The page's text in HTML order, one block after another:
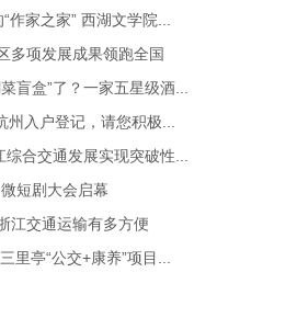
作家之家” 西湖文学院...
多项发展成果领跑全国
盲盒”了？一家五星级酒...
州入户登记，请您积极...
综合交通发展实现突破性...
短剧大会启幕
江交通运输有多方便
里亭“公交+康养”项目...